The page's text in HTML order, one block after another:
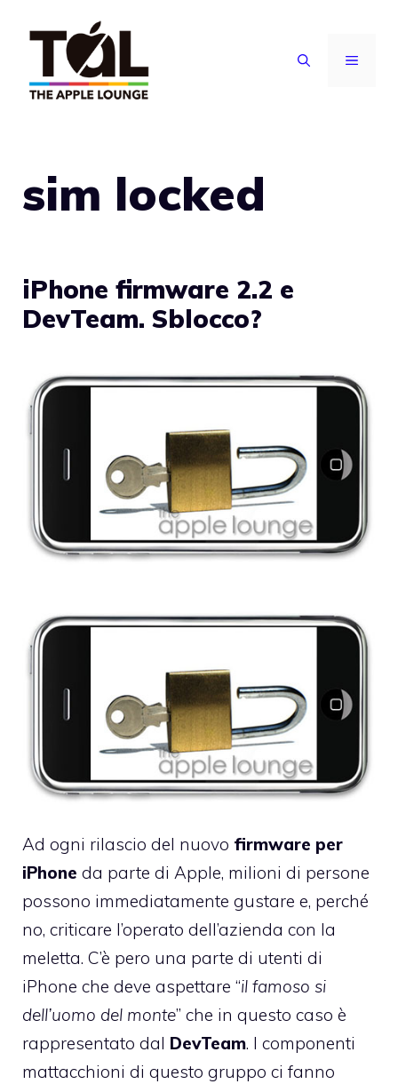
contenuto
MENU
sim locked
iPhone firmware 2.2 e
DevTeam. Sblocco?
Ad ogni rilascio del nuovo firmware per
iPhone da parte di Apple, milioni di persone
possono immediatamente gustare e, perché
no, criticare l’operato dell’azienda con la
meletta. C’è pero una parte di utenti di
iPhone che deve aspettare “il famoso si
dell’uomo del monte” che in questo caso è
rappresentato dal DevTeam. I componenti
mattacchioni di questo gruppo ci fanno